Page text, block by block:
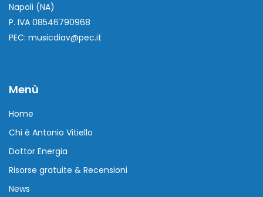
Napoli (NA)
P. IVA 08546790968
PEC: musicdiav@pec.it
Menù
Home
Chi è Antonio Vitiello
Dottor Energia
Risorse gratuite & Recensioni
News